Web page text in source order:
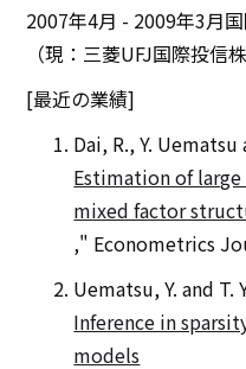
2007年4月 - 2009年3月
（現：三菱UFJ国際投信
[最近の業績]
Dai, R., Y.
Estimation of
mixed factor
," Econometrics
Uematsu, Y. and T.
Inference in
models